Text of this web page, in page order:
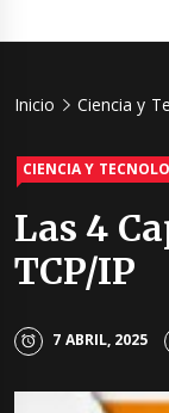
Inicio Ciencia y
CIENCIA Y
Las 4
TCP/IP
7 ABRIL, 2025